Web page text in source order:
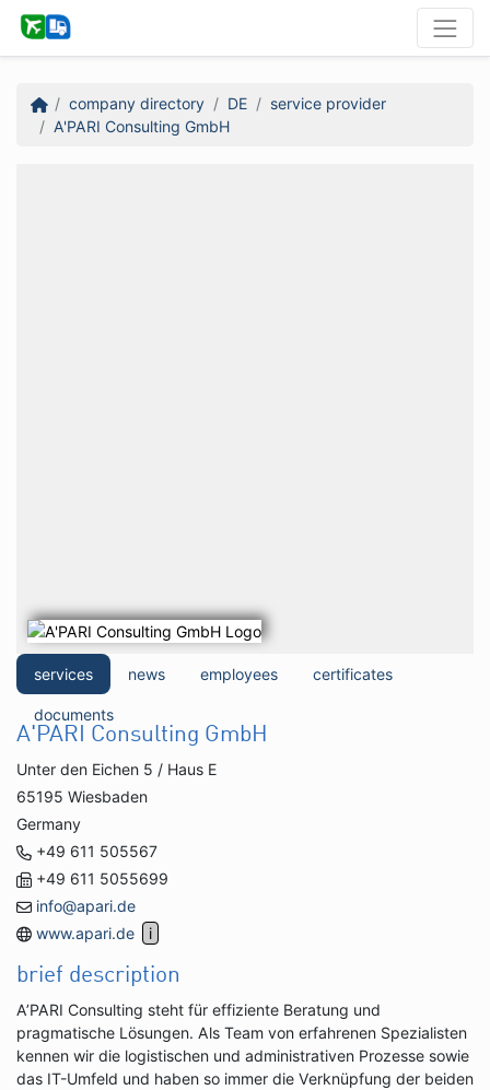
company directory DE
service provider
A'PARI Consulting GmbH
services news employees certificates
documents
A'PARI Consulting GmbH
Unter den Eichen 5 / Haus E
65195 Wiesbaden
Germany
+49 611 505567
+49 611 5055699
info@apari.de
www.apari.de
brief description
A’PARI Consulting steht für effiziente Beratung und
pragmatische Lösungen. Als Team von erfahrenen Spezialisten
kennen wir die logistischen und administrativen Prozesse sowie
das IT-Umfeld und haben so immer die Verknüpfung der beiden